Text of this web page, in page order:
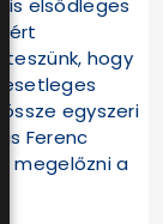
is elsődleges
hogy
egyszeri
Ferenc
megelőzni a